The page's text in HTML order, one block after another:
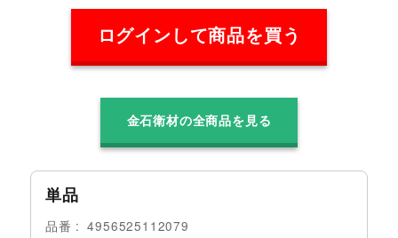
ログインして商品を買う
金石衛材の全商品を見る
単品
品番
4956525112079